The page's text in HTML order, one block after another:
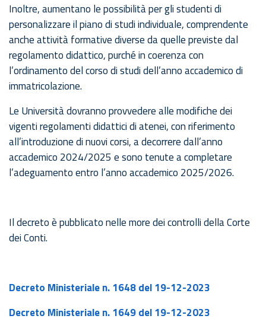
Inoltre, aumentano le possibilità per gli studenti di
personalizzare il piano di studi individuale, comprendente
anche attività formative diverse da quelle previste dal
regolamento didattico, purché in coerenza con
l’ordinamento del corso di studi dell’anno accademico di
immatricolazione.
Le Università dovranno provvedere alle modifiche dei
vigenti regolamenti didattici di atenei, con riferimento
all’introduzione di nuovi corsi, a decorrere dall’anno
accademico 2024/2025 e sono tenute a completare
l’adeguamento entro l’anno accademico 2025/2026.
Il decreto è pubblicato nelle more dei controlli della Corte
dei Conti.
Decreto Ministeriale n. 1648 del 19-12-2023
Decreto Ministeriale n. 1649 del 19-12-2023